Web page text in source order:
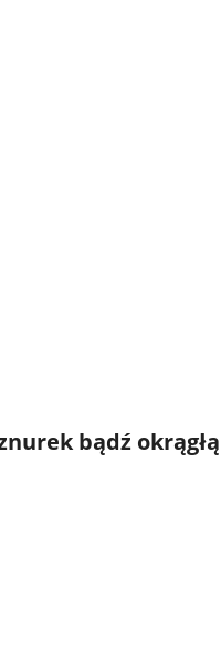
bądź